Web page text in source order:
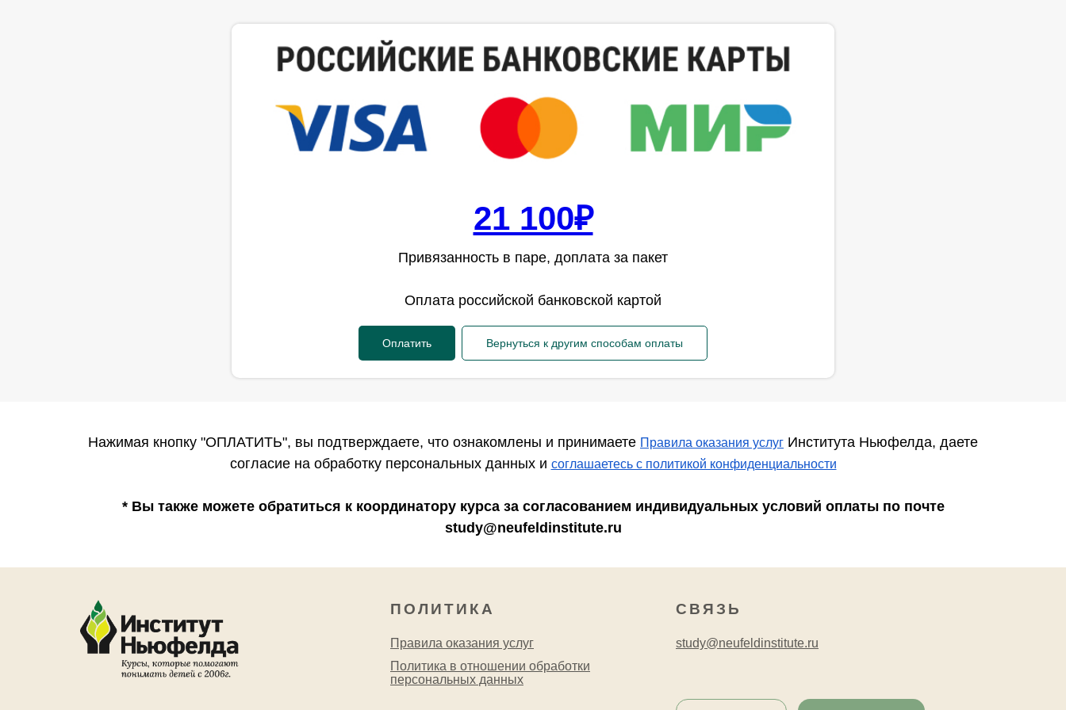
21 100₽
Привязанность в паре, доплата за пакет
Оплата российской банковской картой
Оплатить Вернуться к другим способам оплаты
Нажимая кнопку "ОПЛАТИТЬ", вы подтверждаете, что ознакомлены и принимаете Правила оказания услуг Института Ньюфелда, даете
согласие на обработку персональных данных и соглашаетесь c политикой конфиденциальности
* Вы также можете обратиться к координатору курса за согласованием индивидуальных условий оплаты по почте
study@neufeldinstitute.ru
СВЯЗЬ
study@neufeldinstitute.ru
ПОЛИТИКА
Правила оказания услуг
Политика в отношении обработки
персональных данных